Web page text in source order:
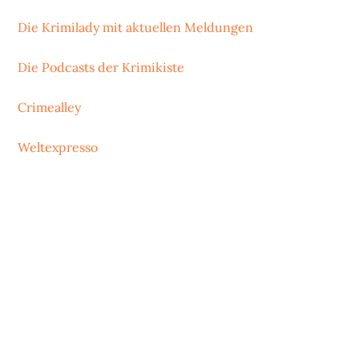
Die Krimilady mit aktuellen Meldungen
Die Podcasts der Krimikiste
Crimealley
Weltexpresso